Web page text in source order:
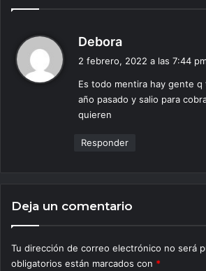
Debora
e
:
2 febrero, 2022 a las 7:44
Es todo mentira hay gente q
año pasado y salio para
quieren
Responder
Deja un comentario
Tu dirección de correo electrónico no será
obligatorios están marcados con *